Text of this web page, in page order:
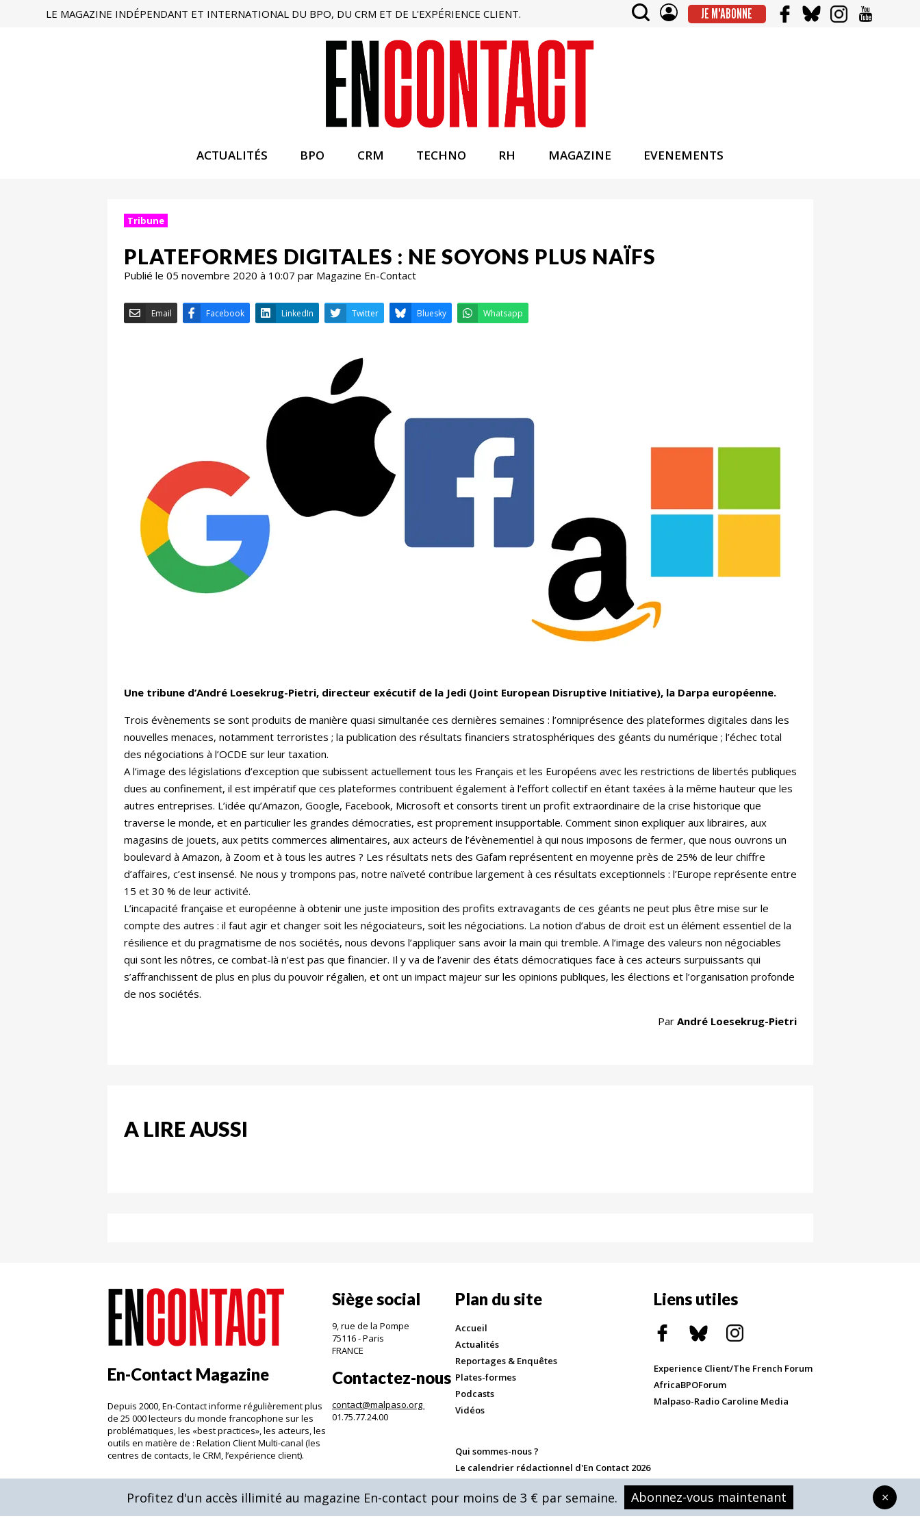
LE MAGAZINE INDÉPENDANT ET INTERNATIONAL DU BPO, DU CRM ET DE L'EXPÉRIENCE CLIENT. JE M'ABONNE
ACTUALITÉS BPO CRM TECHNO RH MAGAZINE EVENEMENTS
Tribune
PLATEFORMES DIGITALES : NE SOYONS PLUS NAÏFS
Publié le 05 novembre 2020 à 10:07 par Magazine En-Contact
LinkedIn
Une tribune d’André Loesekrug-Pietri, directeur exécutif de la Jedi (Joint European Disruptive Initiative), la Darpa européenne.
Trois évènements se sont produits de manière quasi simultanée ces dernières semaines : l’omniprésence des plateformes digitales dans les
nouvelles menaces, notamment terroristes ; la publication des résultats financiers stratosphériques des géants du numérique ; l’échec total
des négociations à l’OCDE sur leur taxation.
A l’image des législations d’exception que subissent actuellement tous les Français et les Européens avec les restrictions de libertés publiques
dues au confinement, il est impératif que ces plateformes contribuent également à l’effort collectif en étant taxées à la même hauteur que les
autres entreprises. L’idée qu’Amazon, Google, Facebook, Microsoft et consorts tirent un profit extraordinaire de la crise historique que
traverse le monde, et en particulier les grandes démocraties, est proprement insupportable. Comment sinon expliquer aux libraires, aux
magasins de jouets, aux petits commerces alimentaires, aux acteurs de l’évènementiel à qui nous imposons de fermer, que nous ouvrons un
boulevard à Amazon, à Zoom et à tous les autres ? Les résultats nets des Gafam représentent en moyenne près de 25% de leur chiffre
d’affaires, c’est insensé. Ne nous y trompons pas, notre naïveté contribue largement à ces résultats exceptionnels : l’Europe représente entre
15 et 30 % de leur activité.
L’incapacité française et européenne à obtenir une juste imposition des profits extravagants de ces géants ne peut plus être mise sur le
compte des autres : il faut agir et changer soit les négociateurs, soit les négociations. La notion d’abus de droit est un élément essentiel de la
résilience et du pragmatisme de nos sociétés, nous devons l’appliquer sans avoir la main qui tremble. A l’image des valeurs non négociables
qui sont les nôtres, ce combat-là n’est pas que financier. Il y va de l’avenir des états démocratiques face à ces acteurs surpuissants qui
s’affranchissent de plus en plus du pouvoir régalien, et ont un impact majeur sur les opinions publiques, les élections et l’organisation profonde
de nos sociétés.
Par André Loesekrug-Pietri
A LIRE AUSSI
En-Contact Magazine
Depuis 2000, En-Contact informe régulièrement plus
de 25 000 lecteurs du monde francophone sur les
problématiques, les «best practices», les acteurs, les
outils en matière de : Relation Client Multi-canal (les
centres de contacts, le CRM, l’expérience client).
Siège social
9, rue de la Pompe
75116 - Paris
FRANCE
Contactez-nous
contact@malpaso.org
01.75.77.24.00
Plan du site
Accueil
Actualités
Reportages & Enquêtes
Plates-formes
Podcasts
Vidéos
Qui sommes-nous ?
Le calendrier rédactionnel d'En Contact 2026
Mentions légales & CGV
Liens utiles
Experience Client/The French Forum
AfricaBPOForum
Malpaso-Radio Caroline Media
Profitez d'un accès illimité au magazine En-contact pour moins de 3 € par semaine. Abonnez-vous maintenant ×